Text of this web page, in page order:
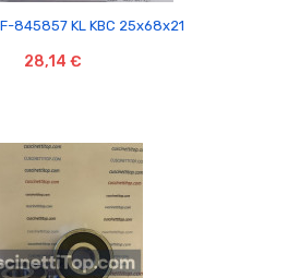

845857 KL KBC 25x68x21
28,14 €